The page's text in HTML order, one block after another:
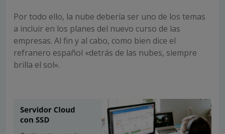
Por todo ello, la nube debería ser uno de los temas
a incluir en los planes del nuevo curso de las
empresas. Al fin y al cabo, como bien dice el
refranero español «detrás de las nubes, siempre
brilla el sol».